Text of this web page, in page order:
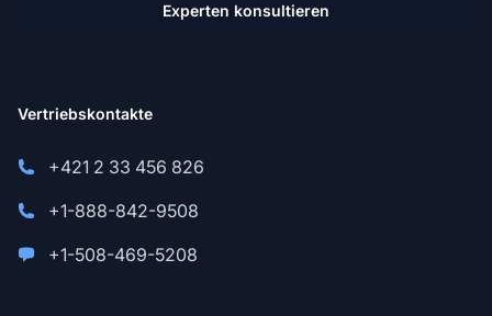
Experten konsultieren
Vertriebskontakte
+421 2 33 456 826
+1-888-842-9508
+1-508-469-5208